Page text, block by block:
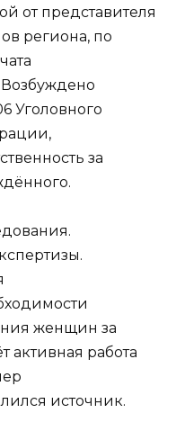
от представителя
региона, по
Уголовного
за
женщин за
работа
источник.